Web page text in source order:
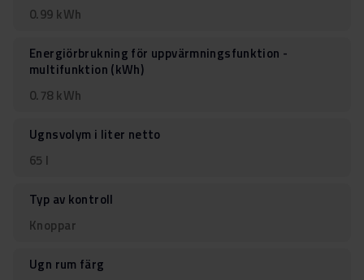
0.99 kWh
Energiörbrukning för uppvärmningsfunktion -
multifunktion (kWh)
0.78 kWh
Ugnsvolym i liter netto
65 l
Typ av kontroll
Knoppar
Ugn rum färg